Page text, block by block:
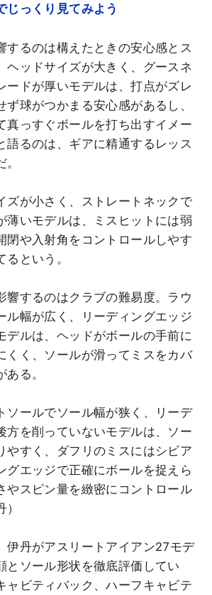
じっくり見てみよう
するのは構えたときの安心感とス
ヘッドサイズが大きく、グースネ
ードが厚いモデルは、打点がズレ
ず球がつかまる安心感があるし、
真っすぐボールを打ち出すイメー
語るのは、ギアに精通するレッス
ズが小さく、ストレートネックで
薄いモデルは、ミスヒットには弱
閉や入射角をコントロールしやす
という。
響するのはクラブの難易度。ラウ
ル幅が広く、リーディングエッジ
デルは、ヘッドがボールの手前に
くく、ソールが滑ってミスをカバ
る。
ソールでソール幅が狭く、リーデ
方を削っていないモデルは、ソー
やすく、ダフリのミスにはシビア
グエッジで正確にボールを捉えら
やスピン量を緻密にコントロール
伊丹がアスリートアイアン27モデ
とソール形状を徹底評価してい
ャビティバック、ハーフキャビテ